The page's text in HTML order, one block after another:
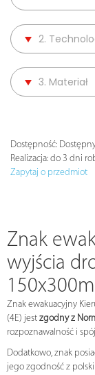
2.
3. Materiał
Dostępność:
Realizacja: do 3 dni
Zapytaj o przedmiot
Znak
wyjścia
Znak ewakuacyjny
(4E) jest zgodny z
rozpoznawalność i
Dodatkowo, znak
jego zgodność z